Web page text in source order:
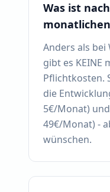
Was ist
Anders als
gibt es KEINE
Pflichtkosten.
die
5€/Monat)
49€/Monat) -
wünschen.